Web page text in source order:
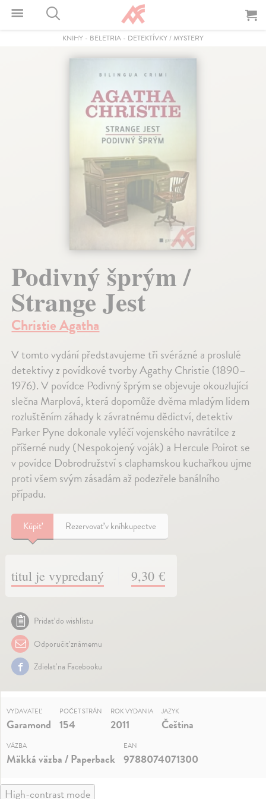
KNIHY - BELETRIA - DETEKTÍVKY / MYSTERY
Podivný šprým /
Strange Jest
Christie Agatha
V tomto vydání představujeme tři svérázné a proslulé
detektivy z povídkové tvorby Agathy Christie (1890–
1976). V povídce Podivný šprým se objevuje okouzlující
slečna Marplová, která dopomůže dvěma mladým lidem
rozluštěním záhady k závratnému dědictví, detektiv
Parker Pyne dokonale vyléčí vojenského navrátilce z
příšerné nudy (Nespokojený voják) a Hercule Poirot se
v povídce Dobrodružství s claphamskou kuchařkou ujme
proti všem svým zásadám až podezřele banálního
případu.
Kúpiť Rezervovať v kníhkupectve
titul je vypredaný 9,30 €
Pridať do wishlistu
Odporučiť známemu
Zdielať na Facebooku
VYDAVATEĽ
Garamond
POČET STRÁN
154
ROK VYDANIA
2011
JAZYK
Čeština
VÄZBA
Mäkká väzba / Paperback
EAN
9788074071300
High-contrast mode